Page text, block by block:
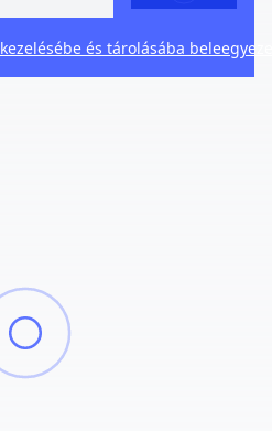
kezelésébe és tárolásába